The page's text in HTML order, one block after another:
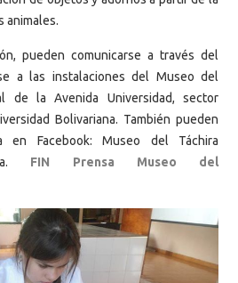
animales.
pueden comunicarse a través del
a las instalaciones del Museo del
de la Avenida Universidad, sector
Bolivariana. También pueden
Facebook: Museo del Táchira
FIN Prensa Museo del